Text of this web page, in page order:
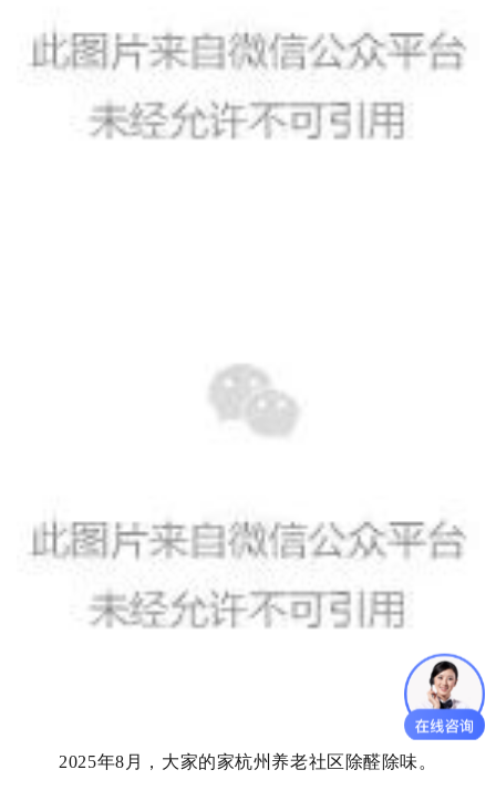
2025年8月 ，大家的家杭州养老社区除醛除味。